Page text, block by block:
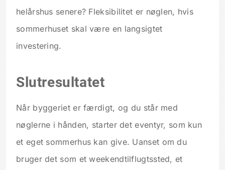
helårshus senere? Fleksibilitet er nøglen, hvis
sommerhuset skal være en langsigtet
investering.
Slutresultatet
Når byggeriet er færdigt, og du står med
nøglerne i hånden, starter det eventyr, som kun
et eget sommerhus kan give. Uanset om du
bruger det som et weekendtilflugtssted, et